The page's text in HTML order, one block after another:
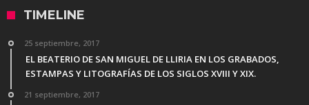
TIMELINE
25 septiembre, 2017
EL BEATERIO DE SAN MIGUEL DE LLIRIA EN LOS GRABADOS,
ESTAMPAS Y LITOGRAFÍAS DE LOS SIGLOS XVIII Y XIX.
21 septiembre, 2017